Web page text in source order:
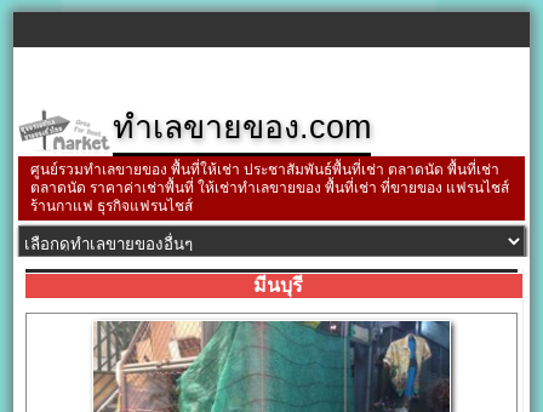
ทำเลขายของ.com
ศูนย์รวมทำเลขายของ พื้นที่ให้เช่า ประชาสัมพันธ์พื้นที่เช่า ตลาดนัด พื้นที่เช่า
ตลาดนัด ราคาค่าเช่าพื้นที่ ให้เช่าทำเลขายของ พื้นที่เช่า ที่ขายของ แฟรนไชส์
ร้านกาแฟ ธุรกิจแฟรนไชส์
มีนบุรี